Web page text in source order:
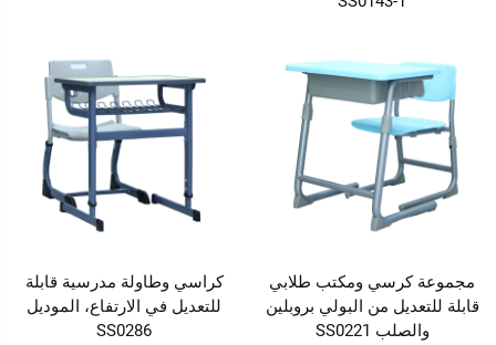
مجموعة كرسي ومكتب طلابي
قابلة للتعديل من البولي بروبلين
والصلب SS0221
كراسي وطاولة مدرسية قابلة
للتعديل في الارتفاع، الموديل
SS0286